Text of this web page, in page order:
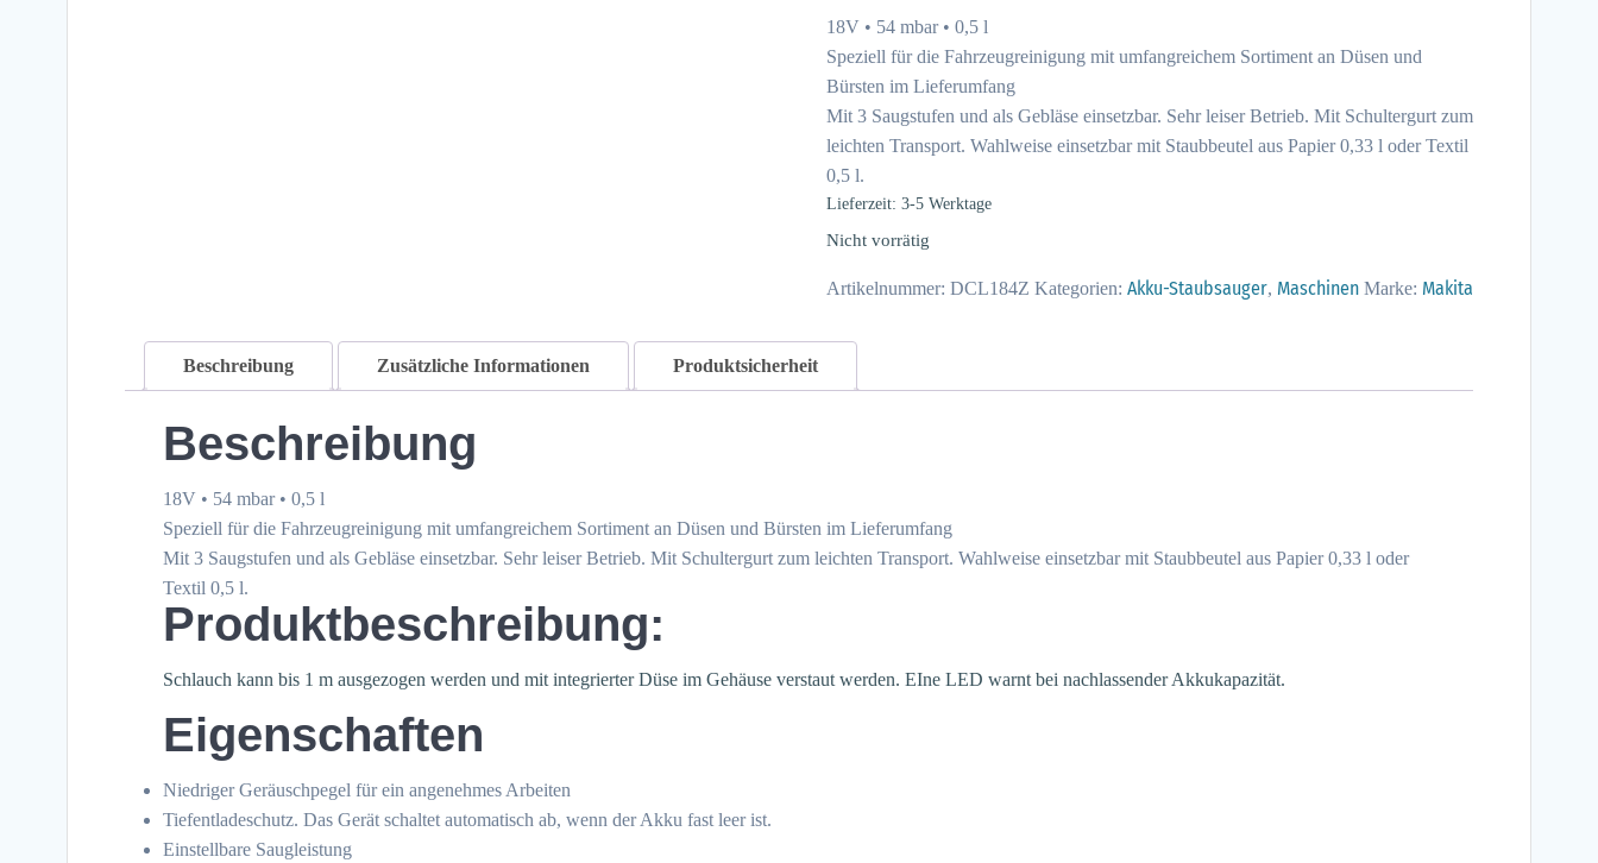
18V • 54 mbar • 0,5 l
Speziell für die Fahrzeugreinigung mit umfangreichem Sortiment an Düsen und
Bürsten im Lieferumfang
Mit 3 Saugstufen und als Gebläse einsetzbar. Sehr leiser Betrieb. Mit Schultergurt zum
leichten Transport. Wahlweise einsetzbar mit Staubbeutel aus Papier 0,33 l oder Textil
0,5 l.
Lieferzeit: 3-5 Werktage
Nicht vorrätig
Artikelnummer: DCL184Z Kategorien: Akku-Staubsauger, Maschinen Marke: Makita
Beschreibung Zusätzliche Informationen Produktsicherheit
Beschreibung
18V • 54 mbar • 0,5 l
Speziell für die Fahrzeugreinigung mit umfangreichem Sortiment an Düsen und Bürsten im Lieferumfang
Mit 3 Saugstufen und als Gebläse einsetzbar. Sehr leiser Betrieb. Mit Schultergurt zum leichten Transport. Wahlweise einsetzbar mit Staubbeutel aus Papier 0,33 l oder
Textil 0,5 l.
Produktbeschreibung:
Schlauch kann bis 1 m ausgezogen werden und mit integrierter Düse im Gehäuse verstaut werden. EIne LED warnt bei nachlassender Akkukapazität.
Eigenschaften
Niedriger Geräuschpegel für ein angenehmes Arbeiten
Tiefentladeschutz. Das Gerät schaltet automatisch ab, wenn der Akku fast leer ist.
Einstellbare Saugleistung